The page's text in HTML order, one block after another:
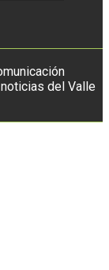
del Valle